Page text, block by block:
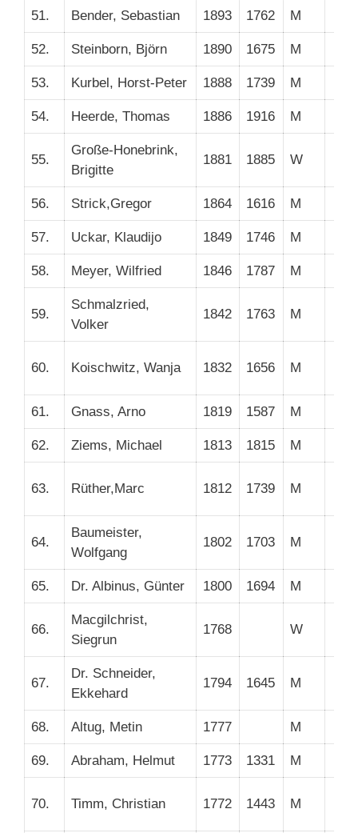
51. Bender, Sebastian 1893 1762 M
52. Steinborn, Björn 1890 1675 M
53. Kurbel, Horst-Peter 1888 1739 M
54. Heerde, Thomas 1886 1916 M
55.
Große-Honebrink,
Brigitte
1881 1885 W
56. Strick,Gregor 1864 1616 M
57. Uckar, Klaudijo 1849 1746 M
58. Meyer, Wilfried 1846 1787 M
59.
Schmalzried,
Volker
1842 1763 M
60. Koischwitz, Wanja 1832 1656 M
61. Gnass, Arno 1819 1587 M
62. Ziems, Michael 1813 1815 M
63. Rüther,Marc 1812 1739 M
64.
Baumeister,
Wolfgang
1802 1703 M
65. Dr. Albinus, Günter 1800 1694 M
66.
Macgilchrist,
Siegrun
1768 W
67.
Dr. Schneider,
Ekkehard
1794 1645 M
68. Altug, Metin 1777 M
69. Abraham, Helmut 1773 1331 M
70. Timm, Christian 1772 1443 M